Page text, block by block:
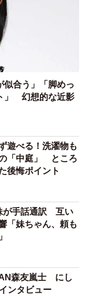
似合う」「脚めっ
」 幻想的な近影
遊べる！洗濯物も
「中庭」 ところ
後悔ポイント
が手話通訳 互い
「妹ちゃん、頼も
森友嵐士 にし
ンタビュー